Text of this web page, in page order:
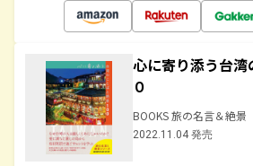
心に寄り添う台湾
０
BOOKS 旅の名言＆絶景
2022.11.04 発売